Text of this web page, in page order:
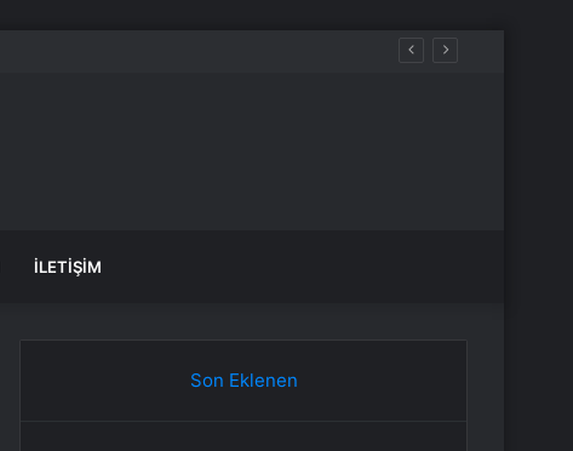
İLETIŞIM
Son Eklenen